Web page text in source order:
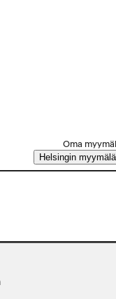
Oma
Helsingin myymälä